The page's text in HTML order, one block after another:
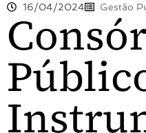
16/04/2024 Gestão